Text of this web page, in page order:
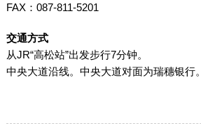
FAX：087-811-5201
交通方式
从JR“高松站”出发步行7分钟。
中央大道沿线。中央大道对面为瑞穗银行。